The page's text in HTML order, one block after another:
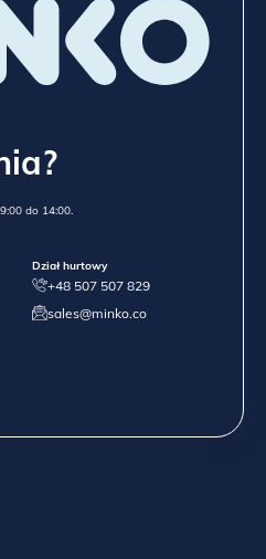
do 14:00.
Dział hurtowy
+48 507 507 829
sales@minko.co